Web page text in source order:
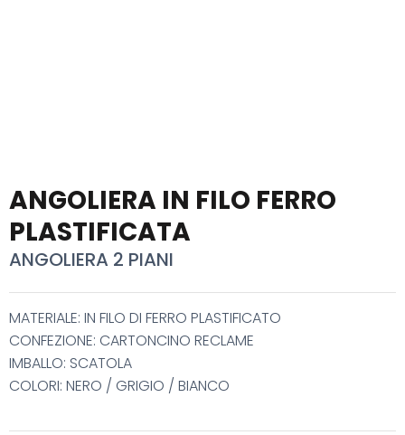
ANGOLIERA IN FILO FERRO
PLASTIFICATA
ANGOLIERA 2 PIANI
MATERIALE: IN FILO DI FERRO PLASTIFICATO
CONFEZIONE: CARTONCINO RECLAME
IMBALLO: SCATOLA
COLORI: NERO / GRIGIO / BIANCO